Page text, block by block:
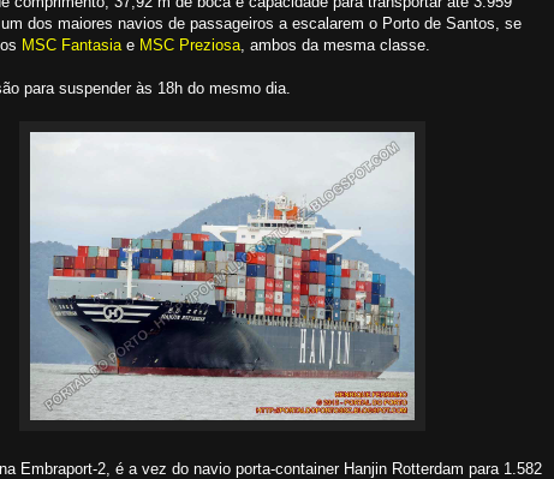
dos maiores navios de passageiros a escalarem o Porto de Santos, se
MSC Fantasia e MSC Preziosa , ambos da mesma classe.
para suspender às 18h do mesmo dia.
Embraport-2, é a vez do navio porta-container Hanjin Rotterdam para 1.582